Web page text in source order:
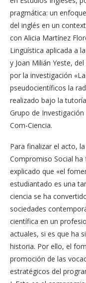
pragmática: un
del inglés en un
con Alicia Martínez
Lingüística aplicada a
y Joan Milián Yeste,
por la investigación
pseudocientíficos la
realizado bajo la
Grupo de
Com-Ciencia.
Para finalizar el acto,
Compromiso Social
explicado que «el
estudiantado es una
ciencia se ha
sociedades
científica en un
actuales, si es que ha
historia. Por ello, el
promoción de las
estratégicos del